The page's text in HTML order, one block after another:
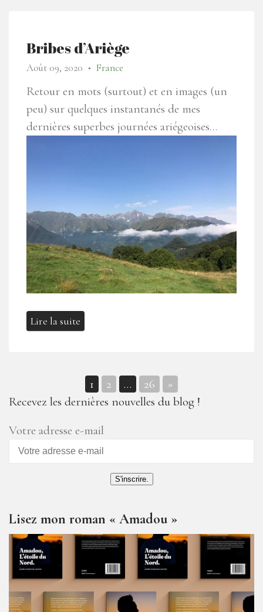
Bribes d’Ariège
Août 09, 2020 ● France
Retour en mots (surtout) et en images (un
peu) sur quelques instantanés de mes
dernières superbes journées ariégeoises…
Lire la suite
Navigation
des
1 2 … 26
»
Recevez les dernières nouvelles du blog !
Votre adresse e-mail
S'inscrire.
Lisez mon roman « Amadou »